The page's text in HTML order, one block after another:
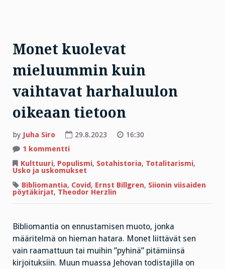
Monet kuolevat
mieluummin kuin
vaihtavat harhaluulon
oikeaan tietoon
by Juha Siro 29.8.2023
16:30
1 kommenttiartikkeliin
kuolevat
mieluummin
vaihtavat
harhaluulon
Kulttuuri, Populismi, Sotahistoria, Totalitarismi,
Usko ja uskomukset
Bibliomantia, Covid, Ernst Billgren, Siionin viisaiden
pöytäkirjat, Theodor Herzlin
Bibliomantia on ennustamisen muoto, jonka
määritelmä on hieman hatara. Monet liittävät sen
vain raamattuun tai muihin ”pyhinä” pitämiinsä
kirjoituksiin. Muun muassa Jehovan todistajilla on